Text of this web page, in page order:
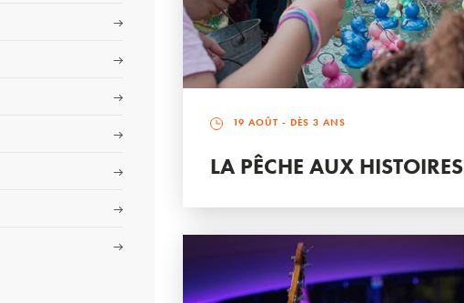
19 AOÛT - DÈS 3 ANS
LA PÊCHE AUX HISTOIRES